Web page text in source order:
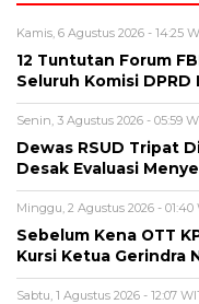
Kamis, 6 Agustus 2026 - 14:25
12 Tuntutan Forum
Seluruh Komisi
Senin, 3 Agustus 2026 - 05:59
Dewas RSUD Tripat
Desak Evaluasi
Minggu, 2 Agustus 2026 - 01:40
Sebelum Kena OTT
Kursi Ketua Gerindra
Sabtu, 1 Agustus 2026 - 12:07